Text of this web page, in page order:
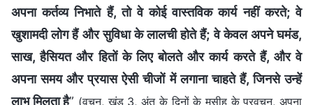
अपना कर्तव्य निभाते हैं, तो वे कोई वास्तविक कार्य नहीं करते; वे
खुशामदी लोग हैं और सुविधा के लालची होते हैं; वे केवल अपने घमंड,
साख, हैसियत और हितों के लिए बोलते और कार्य करते हैं, और वे
अपना समय और प्रयास ऐसी चीजों में लगाना चाहते हैं, जिनसे उन्हें
लाभ मिलता है” (वचन, खंड 3, अंत के दिनों के मसीह के प्रवचन, अपना